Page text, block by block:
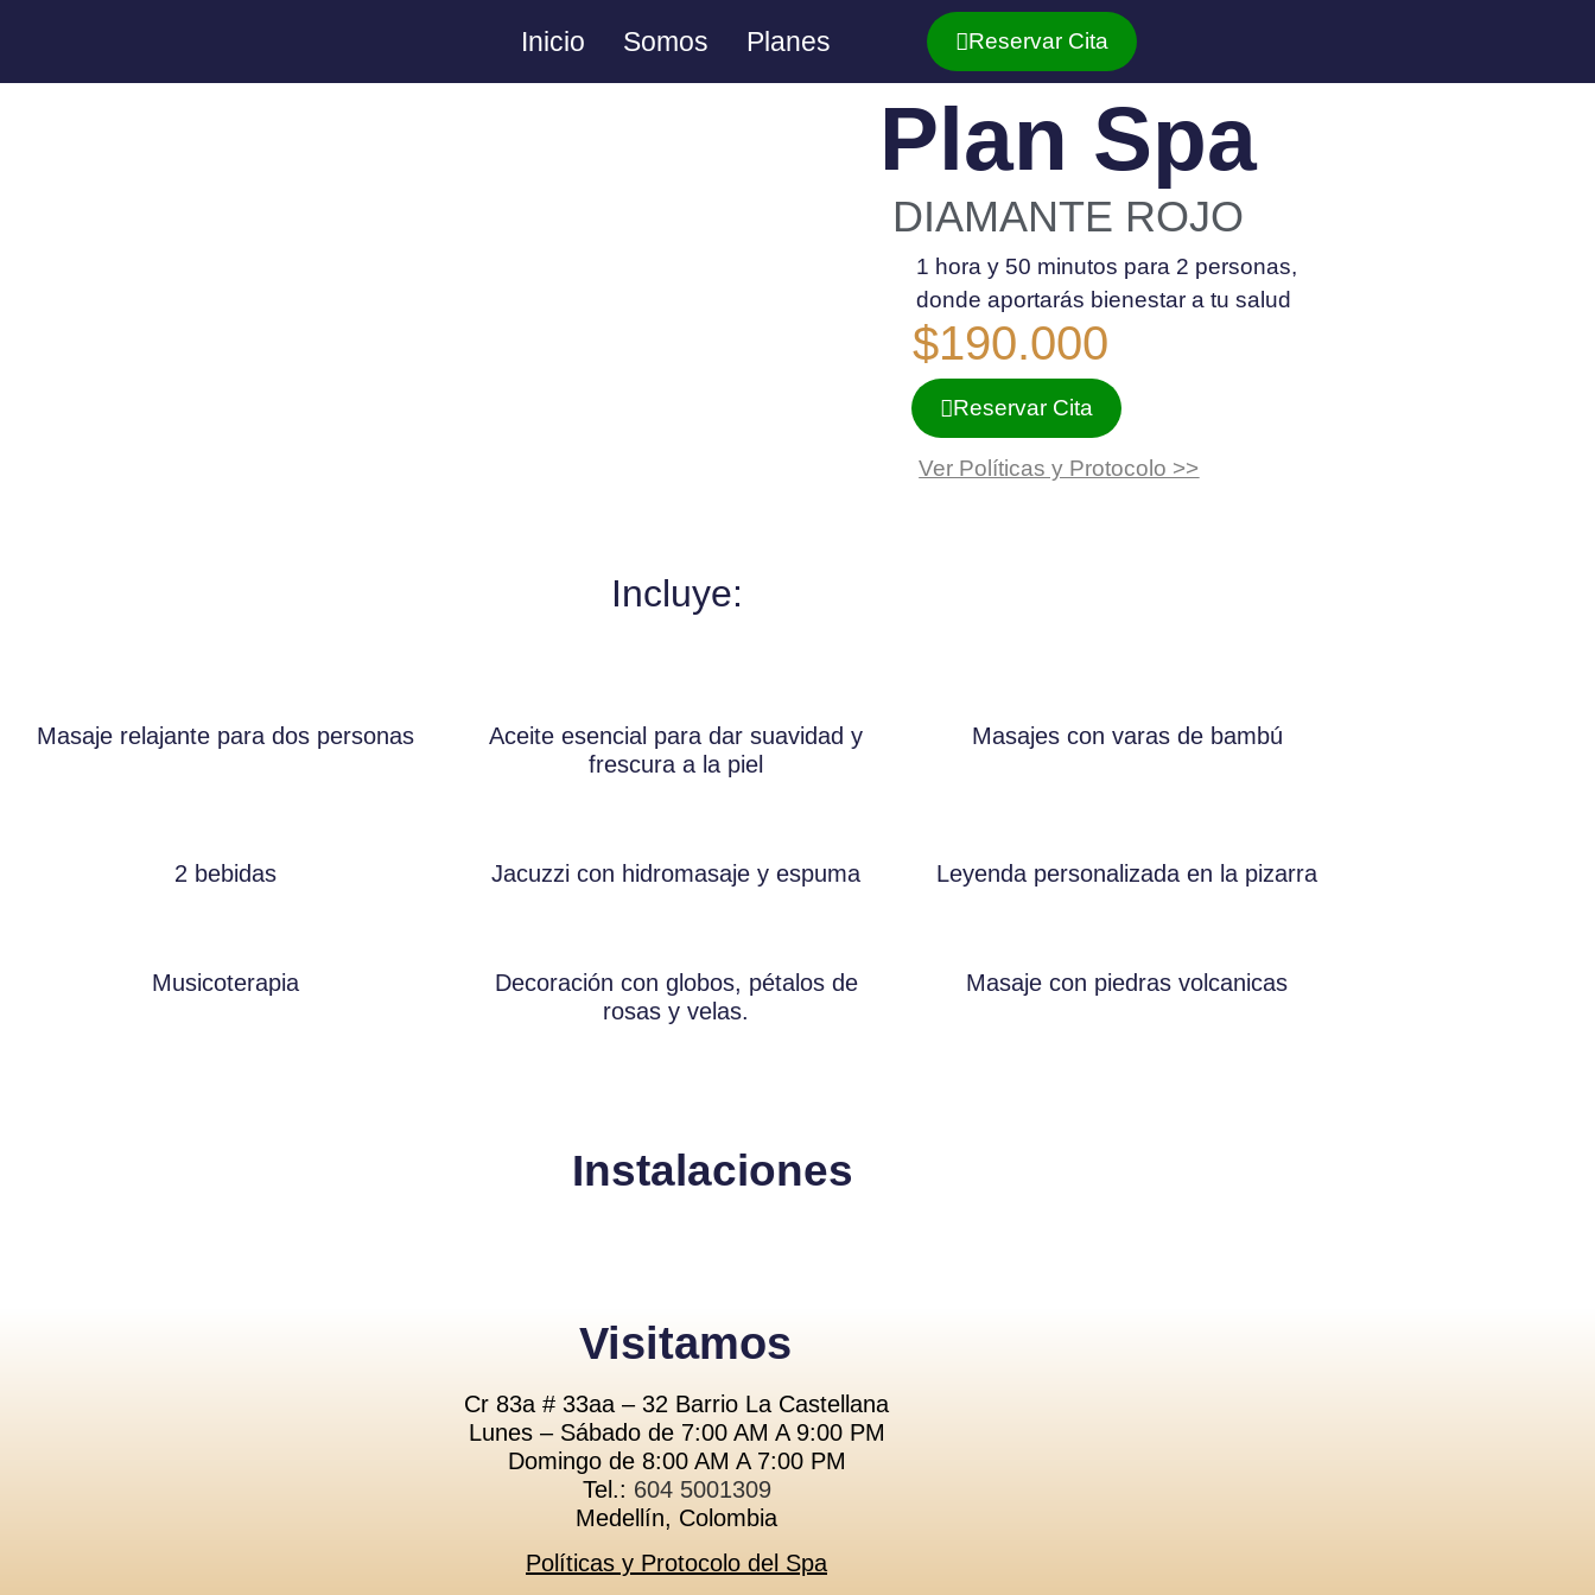
Inicio Somos Planes Reservar Cita
Plan Spa
DIAMANTE ROJO
1 hora y 50 minutos para 2 personas,
donde aportarás bienestar a tu salud
$190.000
Reservar Cita
Ver Políticas y Protocolo >>
Incluye:
Masaje relajante para dos personas
Aceite esencial para dar suavidad y
frescura a la piel
Masajes con varas de bambú
2 bebidas Jacuzzi con hidromasaje y espuma Leyenda personalizada en la pizarra
Musicoterapia
Decoración con globos, pétalos de
rosas y velas.
Masaje con piedras volcanicas
Instalaciones
Visitamos
Cr 83a # 33aa – 32 Barrio La Castellana
Lunes – Sábado de 7:00 AM A 9:00 PM
Domingo de 8:00 AM A 7:00 PM
Tel.: 604 5001309
Medellín, Colombia
Políticas y Protocolo del Spa